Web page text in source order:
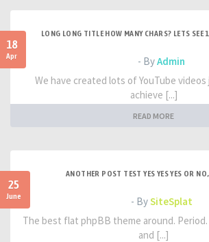
18
Apr
LONG LONG TITLE HOW MANY CHARS? LETS SEE
- ByAdmin
We have created lots of YouTube
achieve [...]
READ MORE
25
June
ANOTHER POST TEST YES YES YES OR
- BySiteSplat
The best flat phpBB theme around.
and [...]